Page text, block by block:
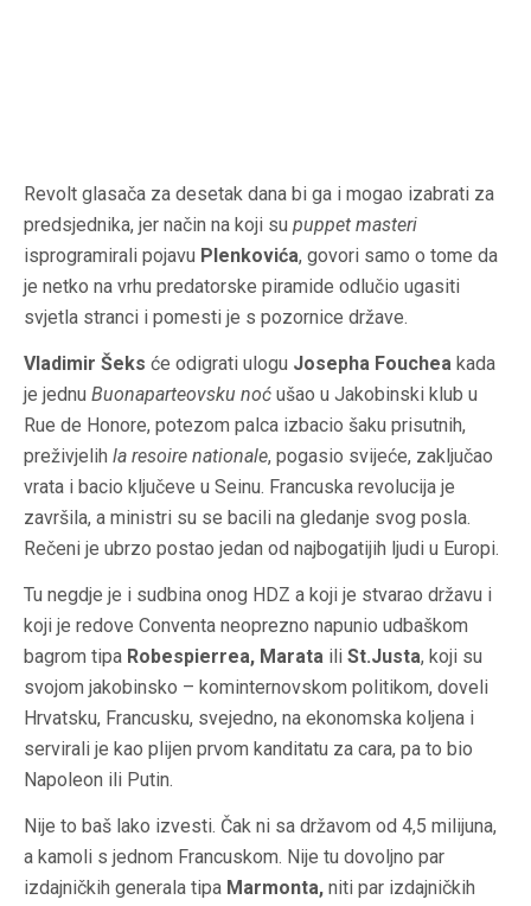
Revolt glasača za desetak dana bi ga i mogao izabrati za
predsjednika, jer način na koji su puppet masteri
isprogramirali pojavu Plenkovića, govori samo o tome da
je netko na vrhu predatorske piramide odlučio ugasiti
svjetla stranci i pomesti je s pozornice države.
Vladimir Šeks će odigrati ulogu Josepha Fouchea kada
je jednu Buonaparteovsku noć ušao u Jakobinski klub u
Rue de Honore, potezom palca izbacio šaku prisutnih,
preživjelih la resoire nationale, pogasio svijeće, zaključao
vrata i bacio ključeve u Seinu. Francuska revolucija je
završila, a ministri su se bacili na gledanje svog posla.
Rečeni je ubrzo postao jedan od najbogatijih ljudi u Europi.
Tu negdje je i sudbina onog HDZ a koji je stvarao državu i
koji je redove Conventa neoprezno napunio udbaškom
bagrom tipa Robespierrea, Marata ili St.Justa, koji su
svojom jakobinsko – kominternovskom politikom, doveli
Hrvatsku, Francusku, svejedno, na ekonomska koljena i
servirali je kao plijen prvom kanditatu za cara, pa to bio
Napoleon ili Putin.
Nije to baš lako izvesti. Čak ni sa državom od 4,5 milijuna,
a kamoli s jednom Francuskom. Nije tu dovoljno par
izdajničkih generala tipa Marmonta, niti par izdajničkih